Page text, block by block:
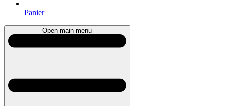
Panier
Open main menu